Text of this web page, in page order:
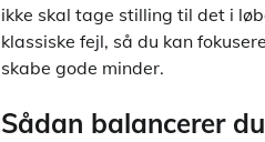
ikke skal tage stilling til det i
klassiske fejl, så du kan
skabe gode minder.
Sådan balancerer